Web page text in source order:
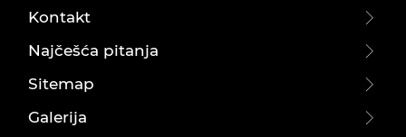
Kontakt
Najčešća pitanja
Sitemap
Galerija